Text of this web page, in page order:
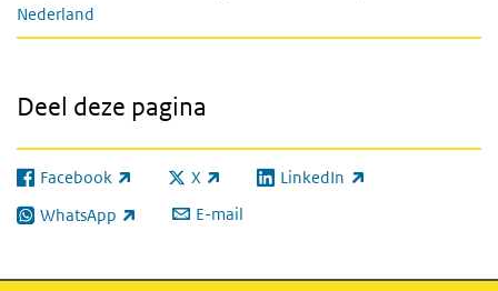
Nederland
Deel deze pagina
Facebook
(externe link) X
(externe link) LinkedIn
(externe link)
WhatsApp
(externe link) E-mail